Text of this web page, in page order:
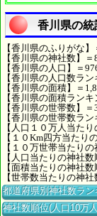
香川県の統
【香川県のふりがな】
【香川県の神社数】＝
【香川県の人口】＝
【香川県の人口数ラ
【香川県の面積】＝
【香川県の面積ラン
【香川県の世帯数】
【香川県の世帯数ラ
【人口１０万人当た
【１０Km四方当たり
【１０万世帯当たり
【人口当たりの神社
【面積当たりの神社
【世帯数当たりの神
都道府県別神社数ラン
神社数順位(人口10万